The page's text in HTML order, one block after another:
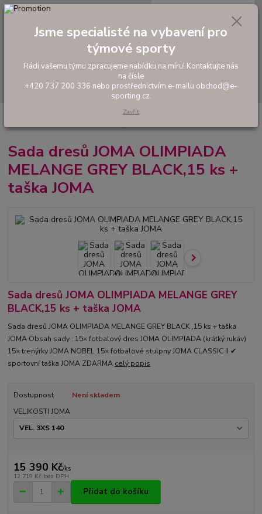
Hledat
tel: +420 737 200 336
0,00 Kč
Akční sady dresů
OLIMPIADA MELANGE GREY BLACK,15 ks + taška JOMA
Sada dresů JOMA OLIMPIADA
MELANGE GREY BLACK,15 ks +
taška JOMA
Sada dresů JOMA OLIMPIADA MELANGE GREY
BLACK,15 ks + taška JOMA
Sada dresů JOMA OLIMPIADA MELANGE GREY BLACK ,15 ks + taška
JOMA Obsah sady : 15× fotbalový dres JOMA OLIMPIADA (krátký rukáv)
15× trenýrky JOMA NOBEL 15× fotbalové stulpny JOMA CLASSIC II ✔
sportovní taška JOMA ZDARMA celý popis
Dostupnost
Není skladem
VELIKOSTI JOMA
15 390 Kč/ks
12 719 Kč bez DPH
Přidat do košíku
Jsme specialisté na vybavení pro
týmové sporty
Rádi vašemu týmu zpracujeme nabídku na míru! Kontaktujte nás
na čísle
+420 737 200 336 nebo prostřednictvím e-mailu obchod@e-
sporting.cz.
Zavřít